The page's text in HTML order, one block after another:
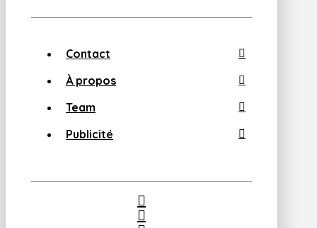
Contact
À propos
Team
Publicité